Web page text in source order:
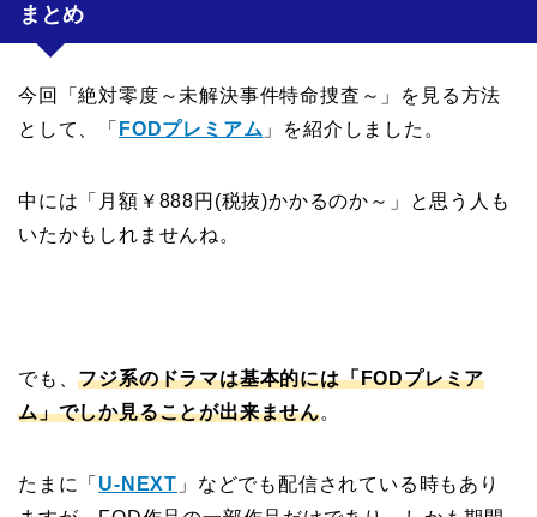
まとめ
今回「絶対零度～未解決事件特命捜査～」を見る方法
として、「 FODプレミアム 」を紹介しました。
中には「月額￥888円(税抜)かかるのか～」と思う人も
いたかもしれませんね。
でも、フジ系のドラマは基本的には「FODプレミア
ム」でしか見ることが出来ません。
たまに「 U-NEXT 」などでも配信されている時もあり